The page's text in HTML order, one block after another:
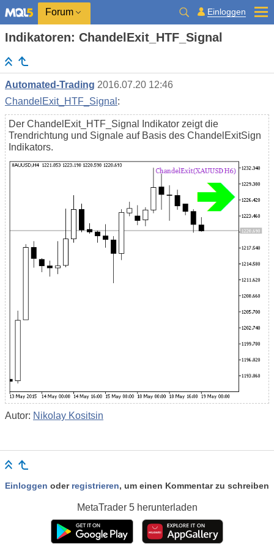
Forum Einloggen
Indikatoren: ChandelExit_HTF_Signal
Automated-Trading 2016.07.20 12:46
ChandelExit_HTF_Signal :
Der ChandelExit_HTF_Signal Indikator zeigt die
Trendrichtung und Signale auf Basis des ChandelExitSign
Indikators.
Autor: Nikolay Kositsin
Einloggen oder registrieren, um einen Kommentar zu schreiben
MetaTrader 5herunterladen